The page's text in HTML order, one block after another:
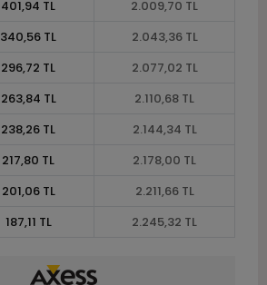
401,94 TL
2.009,70 TL
340,56 TL
2.043,36 TL
296,72 TL
2.077,02 TL
263,84 TL
2.110,68 TL
238,26 TL
2.144,34 TL
217,80 TL
2.178,00 TL
201,06 TL
2.211,66 TL
187,11 TL 2.245,32 TL